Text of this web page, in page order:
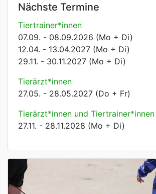
Nächste Termine
Tiertrainer*innen
07.09. - 08.09.2026 (Mo + Di)
12.04. - 13.04.2027 (Mo + Di)
29.11. - 30.11.2027 (Mo + Di)
Tierärzt*innen
27.05. - 28.05.2027 (Do + Fr)
Tierärzt*innen und Tiertrainer*innen
27.11. - 28.11.2028 (Mo + Di)